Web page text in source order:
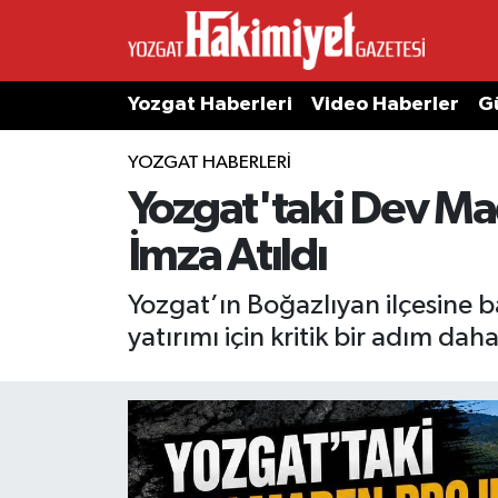
Yozgat Haberleri Video Haberler
YOZGAT HABERLERI
Yozgat'taki Dev
İmza Atıldı
Yozgat’ın Boğazlıyan
yatırımı için kritik bir adım